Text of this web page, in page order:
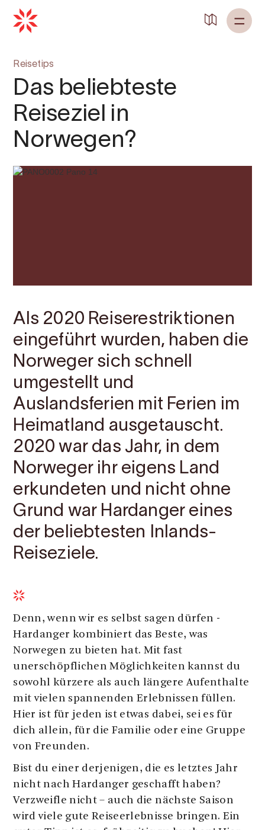
Reisetips
Das beliebteste
Reiseziel in
Norwegen?
Als 2020 Reiserestriktionen
eingeführt wurden, haben die
Norweger sich schnell
umgestellt und
Auslandsferien mit Ferien im
Heimatland ausgetauscht.
2020 war das Jahr, in dem
Norweger ihr eigens Land
erkundeten und nicht ohne
Grund war Hardanger eines
der beliebtesten Inlands-
Reiseziele.
Denn, wenn wir es selbst sagen dürfen -
Hardanger kombiniert das Beste, was
Norwegen zu bieten hat. Mit fast
unerschöpflichen Möglichkeiten kannst du
sowohl kürzere als auch längere Aufenthalte
mit vielen spannenden Erlebnissen füllen.
Hier ist für jeden ist etwas dabei, sei es für
dich allein, für die Familie oder eine Gruppe
von Freunden.
Bist du einer derjenigen, die es letztes Jahr
nicht nach Hardanger geschafft haben?
Verzweifle nicht – auch die nächste Saison
wird viele gute Reiseerlebnisse bringen. Ein